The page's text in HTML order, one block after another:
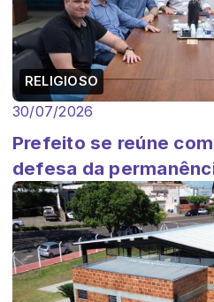
RELIGIOSO
30/07/2026
Prefeito se reúne
defesa da